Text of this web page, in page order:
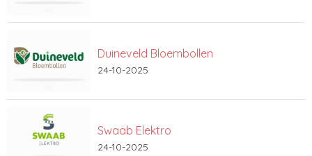
Duineveld Bloembollen
24-10-2025
Swaab Elektro
24-10-2025